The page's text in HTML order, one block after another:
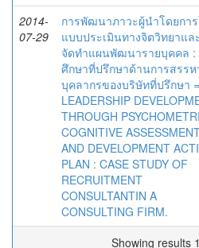
2014-
07-29
การพัฒนาภาวะผู้นำโดยกา
แบบประเมินทางจิตวิทยาแล
จัดทำแผนพัฒนารายบุคคล
ศึกษาที่ปรึกษาด้านการสรรห
บุคลากรของบริษัทที่ปรึกษา =
LEADERSHIP
THROUGH
COGNITIVE
AND DEVELOPMENT
PLAN : CASE STUDY OF
RECRUITMENT
CONSULTANTIN A
CONSULTING FIRM.
Showing results